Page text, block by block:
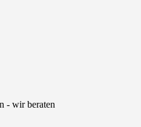
- wir beraten